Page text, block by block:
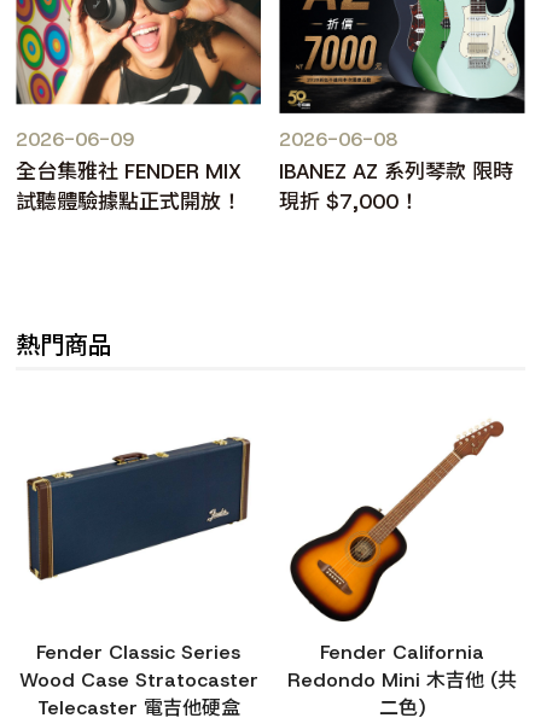
2026-06-09
全台集雅社 FENDER MIX
試聽體驗據點正式開放！
2026-06-08
IBANEZ AZ 系列琴款 限時
現折 $7,000！
熱門商品
Fender Classic Series
Wood Case Stratocaster
Telecaster 電吉他硬盒
Fender California
Redondo Mini 木吉他 (共
二色)